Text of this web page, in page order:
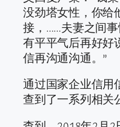
没劲塔女性，你给
接，……夫妻之间
有平平气后再好好
信再沟通沟通。”
通过国家企业信用
查到了一系列相关